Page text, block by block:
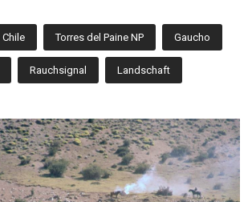
Chile Torres del Paine NP Gaucho
Rauchsignal Landschaft